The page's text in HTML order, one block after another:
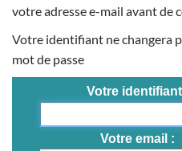
votre adresse e-mail avant de
Votre identifiant ne changera
mot de passe
Votre identifiant
Votre email